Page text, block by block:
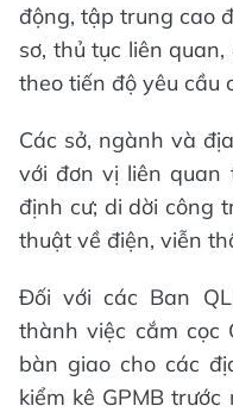
động, tập trung cao
sơ, thủ tục liên
theo tiến độ yêu cầu
Các sở, ngành và
với đơn vị liên quan
định cư; di dời công
thuật về điện, viễn
Đối với các Ban
thành việc cắm cọc
bàn giao cho các
kiểm kê GPMB